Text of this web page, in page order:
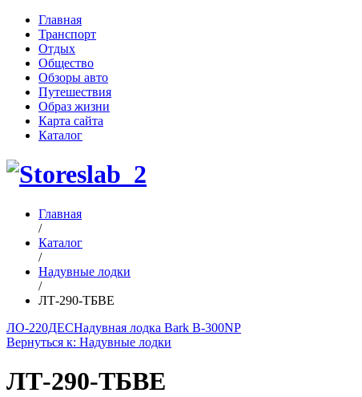
Главная
Транспорт
Отдых
Общество
Обзоры авто
Путешествия
Образ жизни
Карта сайта
Каталог
Главная
/
Каталог
/
Надувные лодки
/
ЛТ-290-ТБВЕ
ЛО-220ДЕСНадувная лодка Bark B-300NP
Вернуться к: Надувные лодки
ЛТ-290-ТБВЕ